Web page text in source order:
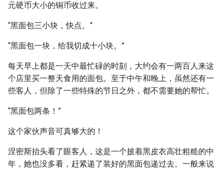
元硬币大小的铜币收过来。
“黑面包三小块，快点。”
“黑面包一块，给我切成十小块。”
每天早上都是一天中最忙碌的时刻，大约会有一两百人来这
个店里买一整天食用的面包。至于中午和晚上，虽然还有一
些客人，但除了一些特殊的节日之外，都不需要她的帮忙。
“黑面包两条！”
这个家伙声音可真够大的！
涅密斯抬头看了眼客人，这是一个披着黑皮衣高壮粗糙的中
年，她也没多看，赶紧递了装好的黑面包递过去。一般来说